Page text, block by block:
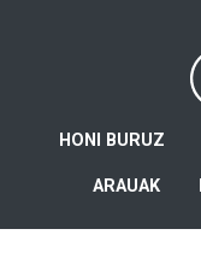
HONI BURUZ
ARAUAK